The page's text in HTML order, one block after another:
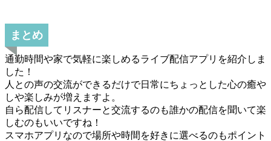
まとめ
通勤時間や家で気軽に楽しめるライブ配信アプリを紹介しま
した！
人との声の交流ができるだけで日常にちょっとした心の癒や
しや楽しみが増えますよ。
自ら配信してリスナーと交流するのも誰かの配信を聞いて楽
しむのもいいですね！
スマホアプリなので場所や時間を好きに選べるのもポイント